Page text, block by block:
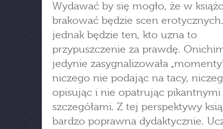
Wydawać by się mogło, że w
brakować będzie scen
jednak będzie ten, kto uzna to
przypuszczenie za prawdę.
jedynie zasygnalizowała
niczego nie podając na tacy,
opisując i nie opatrując pikantnymi
szczegółami. Z tej perspektywy
bardzo poprawna dydaktycznie.